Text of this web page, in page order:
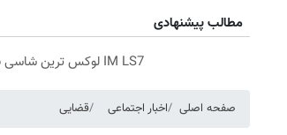
مطالب پیشنهادی
IM LS7 لوکس ترین شاسی بلند برقی ایران
صفحه اصلی اخبار اجتماعی قضایی